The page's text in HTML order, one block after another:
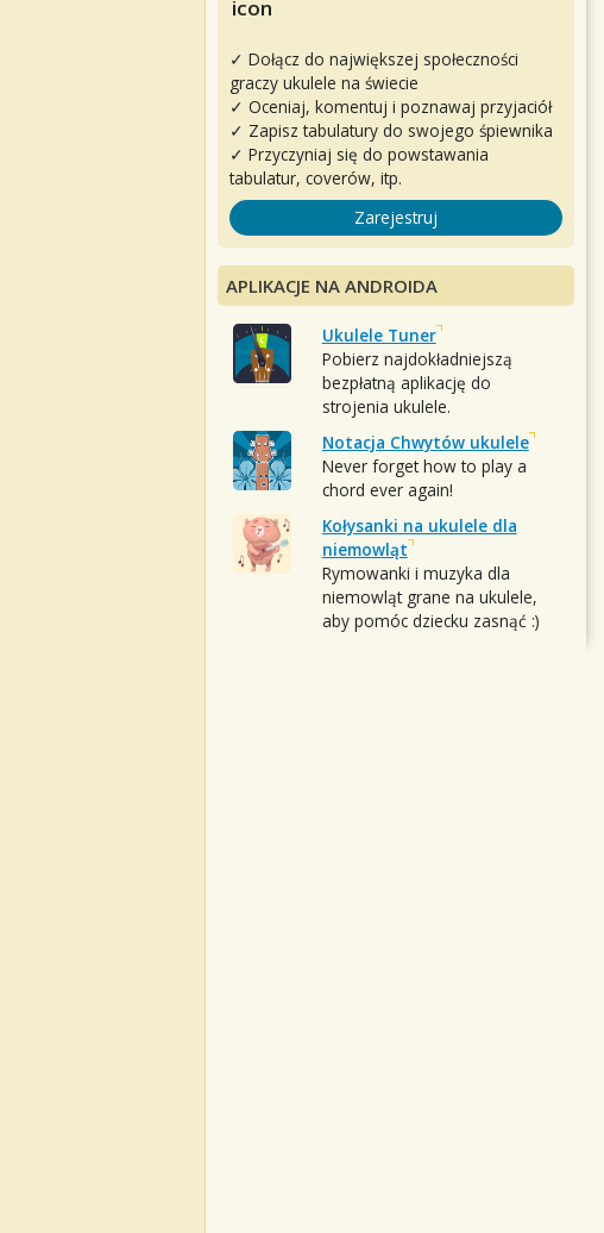
✓ Dołącz do największej społeczności
graczy ukulele na świecie
✓ Oceniaj, komentuj i poznawaj przyjaciół
✓ Zapisz tabulatury do swojego śpiewnika
✓ Przyczyniaj się do powstawania
tabulatur, coverów, itp.
Zarejestruj
APLIKACJE NA ANDROIDA
Ukulele Tuner
Pobierz najdokładniejszą
bezpłatną aplikację do
strojenia ukulele.
Notacja Chwytów ukulele
Never forget how to play a
chord ever again!
Kołysanki na ukulele dla
niemowląt
Rymowanki i muzyka dla
niemowląt grane na ukulele,
aby pomóc dziecku zasnąć :)